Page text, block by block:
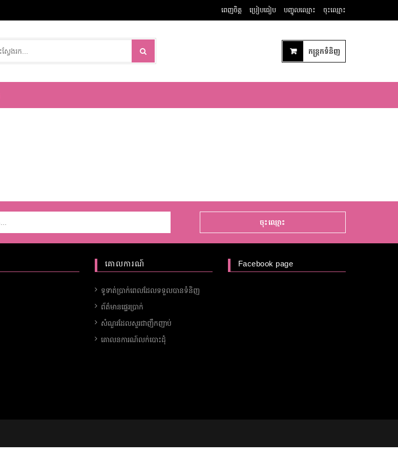
ពេញចិត្ត ប្រៀបធៀប បញ្ចូលឈ្មោះ ចុះឈ្មោះ
កន្ត្រកទំនិញ
ចុះឈ្មោះ
គោលការណ៍
ទូទាត់ប្រាក់ពេលដែលទទួលបានទំនិញ
ព័ត៌មានផ្ទេរប្រាក់
សំណួរដែលសួរជាញឹកញាប់
គោលនការណ៍លក់បោះដុំ
Facebook page